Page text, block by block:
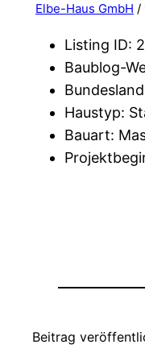
Elbe-Haus GmbH /
Listing ID:
Baublog-
Bundesland
Haustyp:
Bauart:
Beitrag